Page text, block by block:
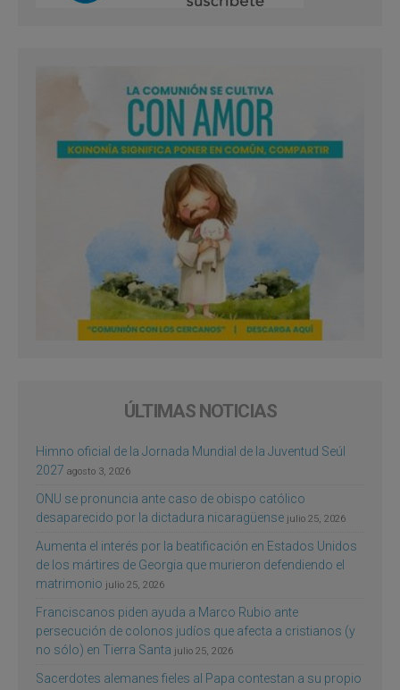
ÚLTIMAS NOTICIAS
Himno oficial de la Jornada Mundial de la Juventud Seúl
2027 agosto 3, 2026
ONU se pronuncia ante caso de obispo católico
desaparecido por la dictadura nicaragüense julio 25, 2026
Aumenta el interés por la beatificación en Estados Unidos
de los mártires de Georgia que murieron defendiendo el
matrimonio julio 25, 2026
Franciscanos piden ayuda a Marco Rubio ante
persecución de colonos judíos que afecta a cristianos (y
no sólo) en Tierra Santa julio 25, 2026
Sacerdotes alemanes fieles al Papa contestan a su propio